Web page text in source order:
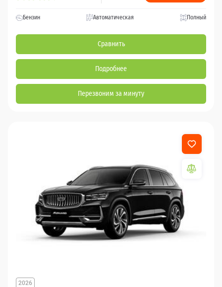
Бензин Автоматическая Полный
Сравнить
Подробнее
Перезвоним за минуту
2026